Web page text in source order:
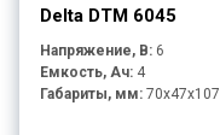
Delta DTM 6045
Напряжение, В: 6
Емкость, Ач: 4
Габариты, мм: 70x47x107